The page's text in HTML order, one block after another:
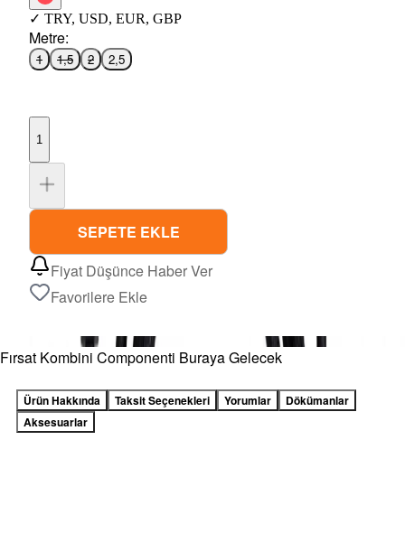
✓ TRY, USD, EUR, GBP
Metre:
1 1,5 2 2,5
1
SEPETE EKLE
Fiyat Düşünce Haber Ver
Favorilere Ekle
Fırsat Kombini Componenti Buraya Gelecek
Ürün Hakkında Taksit Seçenekleri Yorumlar
Dökümanlar
Aksesuarlar